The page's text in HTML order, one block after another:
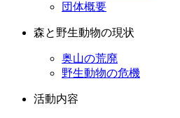
団体概要
森と野生動物の現状
奥山の荒廃
野生動物の危機
活動内容